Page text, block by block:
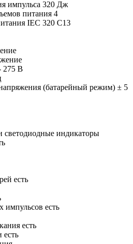
импульса 320 Дж
питания 4
IEC 320 C13
275 В
(батарейный режим) ± 5
индикаторы
есть
импульсов есть
есть
есть